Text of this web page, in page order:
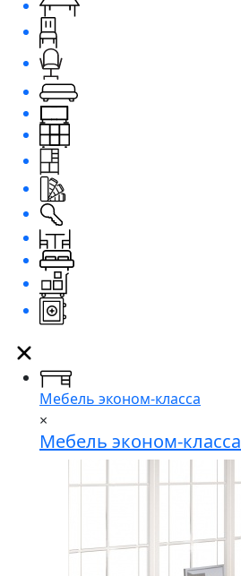
Мебель эконом-класса
×
Мебель эконом-класса